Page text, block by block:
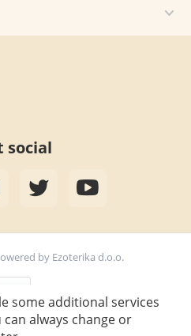
Add to cart
social
by Ezoterika d.o.o.
some additional services
always change or